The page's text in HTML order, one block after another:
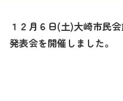
１２月６日(土)大崎市民
発表会を開催しました。